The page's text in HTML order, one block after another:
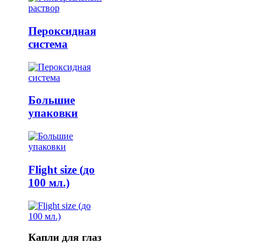
Пероксидная
система
Большие
упаковки
Flight size (до
100 мл.)
Капли для глаз